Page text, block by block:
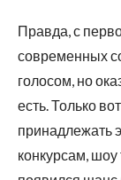
Правда, с
современных
голосом, но
есть. Только
принадлежать
конкурсам, шоу